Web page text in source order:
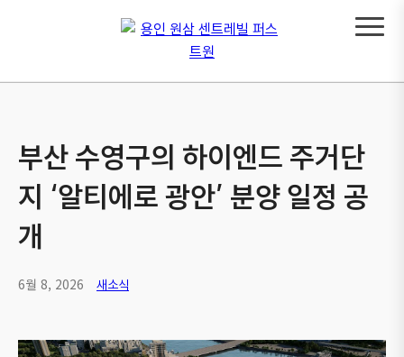
부산 수영구의 하이엔드 주거단
지 ‘알티에로 광안’ 분양 일정 공
개
6월 8, 2026 새소식